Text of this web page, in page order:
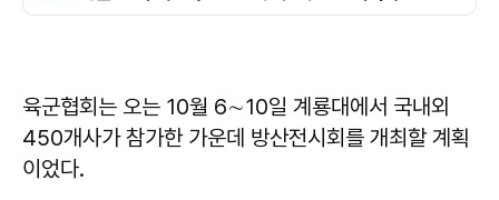
육군협회는 오는 10월 6∼10일 계룡대에서 국내외
450개사가 참가한 가운데 방산전시회를 개최할 계획
이었다.